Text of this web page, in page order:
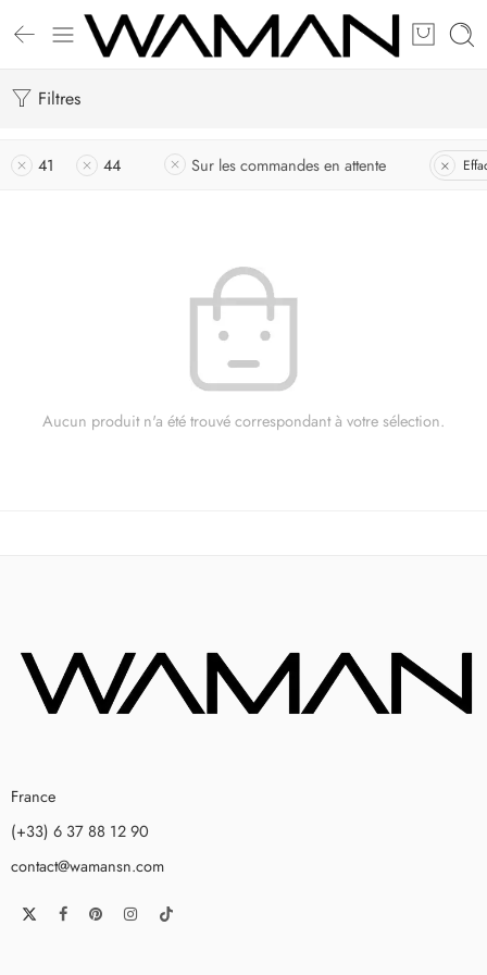
Filtres
41 44 Sur les commandes en attente
Aucun produit n'a été trouvé correspondant à votre sélection.
France
(+33) 6 37 88 12 90
contact@wamansn.com